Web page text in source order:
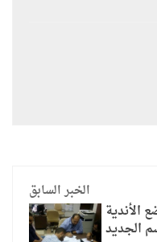
الخبر السابق
الأندية
الجديد